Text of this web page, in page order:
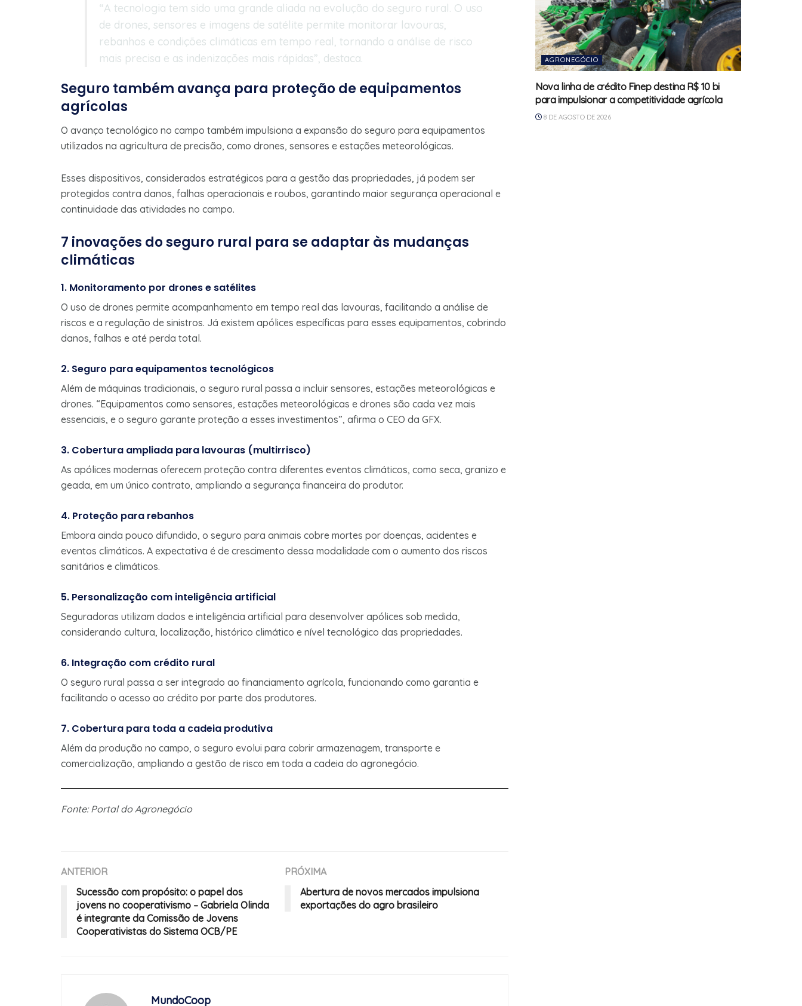
“A tecnologia tem sido uma grande aliada na evolução do seguro rural. O uso
de drones, sensores e imagens de satélite permite monitorar lavouras,
rebanhos e condições climáticas em tempo real, tornando a análise de risco
mais precisa e as indenizações mais rápidas”, destaca.
Seguro também avança para proteção de equipamentos
agrícolas
O avanço tecnológico no campo também impulsiona a expansão do seguro para equipamentos
utilizados na agricultura de precisão, como drones, sensores e estações meteorológicas.
Esses dispositivos, considerados estratégicos para a gestão das propriedades, já podem ser
protegidos contra danos, falhas operacionais e roubos, garantindo maior segurança operacional e
continuidade das atividades no campo.
7 inovações do seguro rural para se adaptar às mudanças
climáticas
1. Monitoramento por drones e satélites
O uso de drones permite acompanhamento em tempo real das lavouras, facilitando a análise de
riscos e a regulação de sinistros. Já existem apólices específicas para esses equipamentos, cobrindo
danos, falhas e até perda total.
2. Seguro para equipamentos tecnológicos
Além de máquinas tradicionais, o seguro rural passa a incluir sensores, estações meteorológicas e
drones. “Equipamentos como sensores, estações meteorológicas e drones são cada vez mais
essenciais, e o seguro garante proteção a esses investimentos”, afirma o CEO da GFX.
3. Cobertura ampliada para lavouras (multirrisco)
As apólices modernas oferecem proteção contra diferentes eventos climáticos, como seca, granizo e
geada, em um único contrato, ampliando a segurança financeira do produtor.
4. Proteção para rebanhos
Embora ainda pouco difundido, o seguro para animais cobre mortes por doenças, acidentes e
eventos climáticos. A expectativa é de crescimento dessa modalidade com o aumento dos riscos
sanitários e climáticos.
5. Personalização com inteligência artificial
Seguradoras utilizam dados e inteligência artificial para desenvolver apólices sob medida,
considerando cultura, localização, histórico climático e nível tecnológico das propriedades.
6. Integração com crédito rural
O seguro rural passa a ser integrado ao financiamento agrícola, funcionando como garantia e
facilitando o acesso ao crédito por parte dos produtores.
7. Cobertura para toda a cadeia produtiva
Além da produção no campo, o seguro evolui para cobrir armazenagem, transporte e
comercialização, ampliando a gestão de risco em toda a cadeia do agronegócio.
Fonte: Portal do Agronegócio
ANTERIOR
Sucessão com propósito: o papel dos
jovens no cooperativismo – Gabriela Olinda
é integrante da Comissão de Jovens
Cooperativistas do Sistema OCB/PE
PRÓXIMA
Abertura de novos mercados impulsiona
exportações do agro brasileiro
MundoCoop
AGRONEGÓCIO
Nova linha de crédito Finep destina R$ 10 bi
para impulsionar a competitividade agrícola
8 DE AGOSTO DE 2026